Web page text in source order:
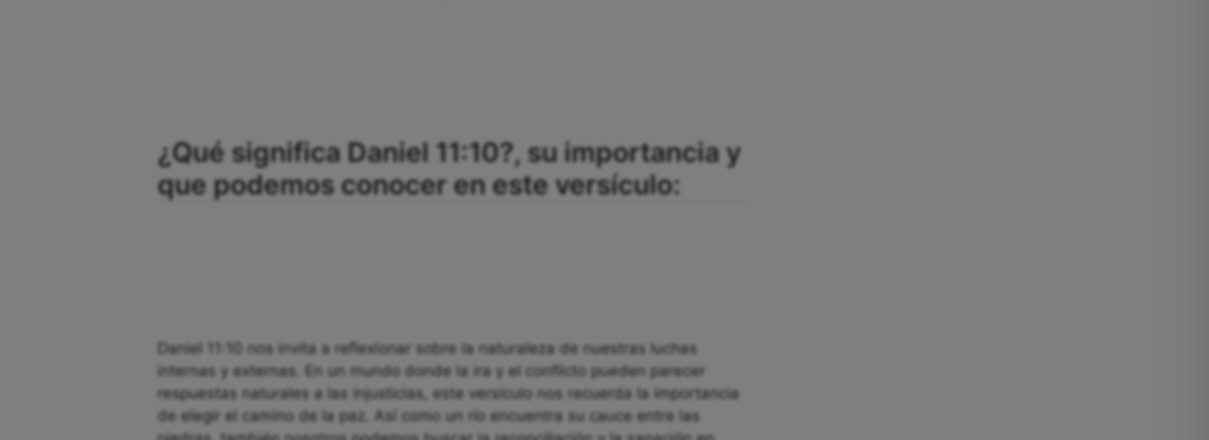
¿Qué significa Daniel 11:10?, su importancia y
que podemos conocer en este versículo:
Daniel 11:10 nos invita a reflexionar sobre la naturaleza de nuestras luchas
internas y externas. En un mundo donde la ira y el conflicto pueden parecer
respuestas naturales a las injusticias, este versículo nos recuerda la importancia
de elegir el camino de la paz. Así como un río encuentra su cauce entre las